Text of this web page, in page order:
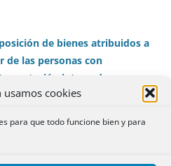
usamos cookies
para que todo funcione bien y para
de bienes atribuidos a
las personas con
integradora y
Villacieros (Autor/a)